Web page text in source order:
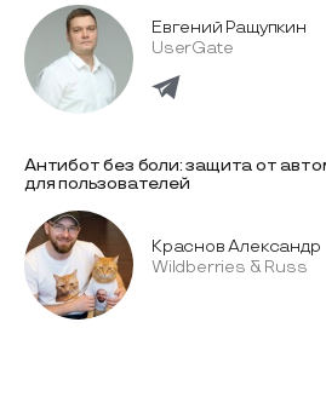
Евгений Ращупкин
UserGate
Антибот без боли: защита от
для пользователей
Краснов Александр
Wildberries & Russ